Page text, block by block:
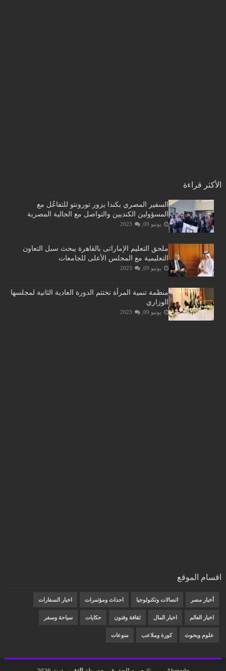
الأكثر قراءة
السفير المصري بكندا يزور تورونتو للتفاعُل مع
المسؤولين الكنديين والتواصل مع الجالية المصرية
يونيو 09, 2023
ملحق التعليم الإماراتى بالقاهرة يبحث سبل التعاون
التعليمية مع المجلس الأعلى للجامعات
يونيو 09, 2023
منظمة تنمية المرأة تختتم الدورة العادية الثانية لمجلسها
الوزاري
يونيو 09, 2023
اقسام الموقع
أخبار مصر اتصالات وتكنولوجيا احداث ومؤتمرات اخبار السفارات
اخبار العالم اخبار المال ثقافة وفنون حكايات سياحة وسفر
علوم وبحوث كورة وملاعب منوعات